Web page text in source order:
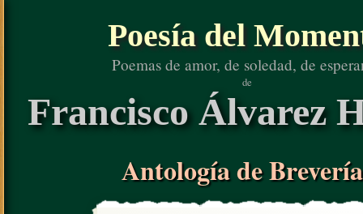
Poesía del
Poemas de amor, de soledad, de
de
Francisco Álvarez
Antología de